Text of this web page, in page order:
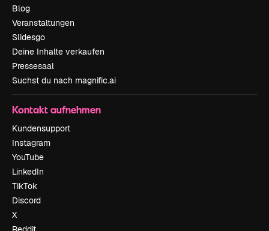
Blog
Veranstaltungen
Slidesgo
Deine Inhalte verkaufen
Pressesaal
Suchst du nach magnific.ai
Kontakt aufnehmen
Kundensupport
Instagram
YouTube
LinkedIn
TikTok
Discord
X